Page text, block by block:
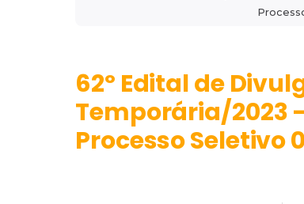
62º Edital de
Temporária/2023
Processo Seletivo